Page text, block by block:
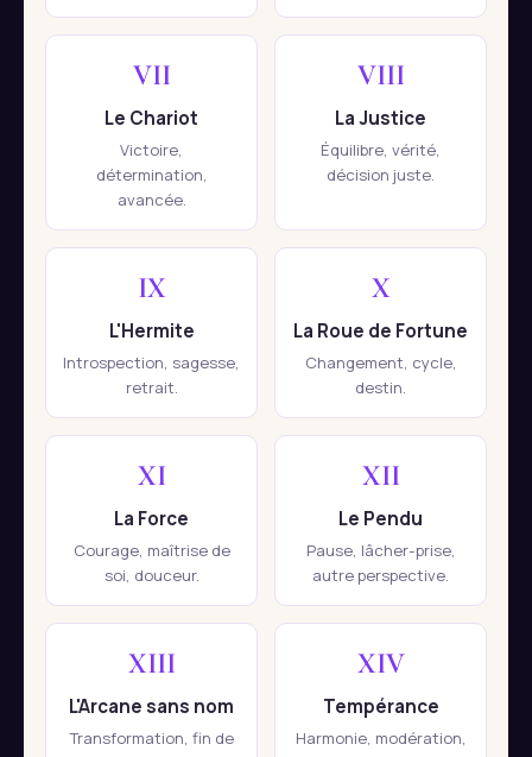
VII
Le Chariot
Victoire,
détermination,
avancée.
VIII
La Justice
Équilibre, vérité,
décision juste.
IX
L'Hermite
Introspection, sagesse,
retrait.
X
La Roue de Fortune
Changement, cycle,
destin.
XI
La Force
Courage, maîtrise de
soi, douceur.
XII
Le Pendu
Pause, lâcher-prise,
autre perspective.
XIII
L'Arcane sans nom
Transformation, fin de
XIV
Tempérance
Harmonie, modération,